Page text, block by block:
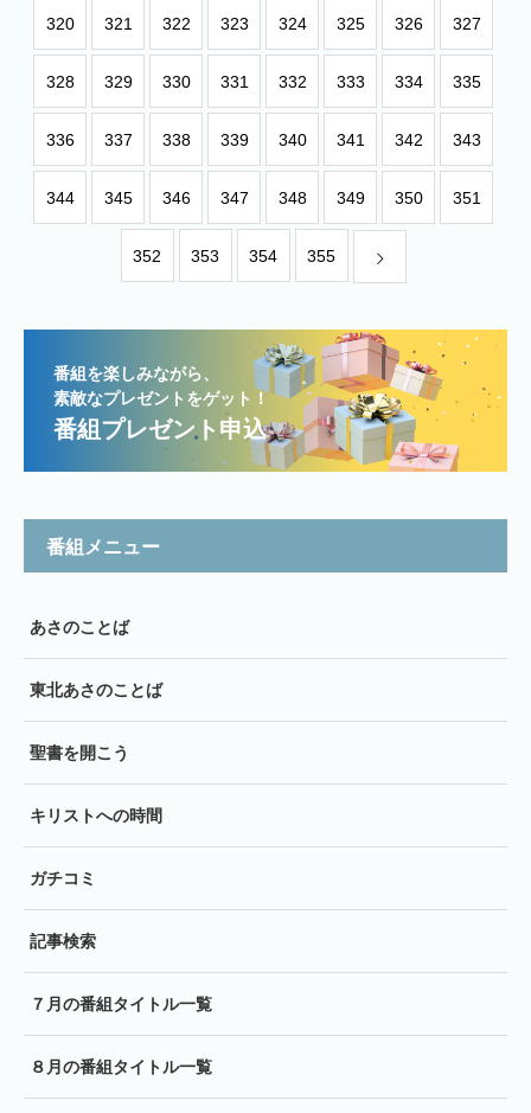
320 321 322 323 324 325 326 327
328 329 330 331 332 333 334 335
336 337 338 339 340 341 342 343
344 345 346 347 348 349 350 351
352 353 354 355
番組を楽しみながら、
素敵なプレゼントをゲット！
番組プレゼント申込
番組メニュー
あさのことば
東北あさのことば
聖書を開こう
キリストへの時間
ガチコミ
記事検索
７月の番組タイトル一覧
８月の番組タイトル一覧